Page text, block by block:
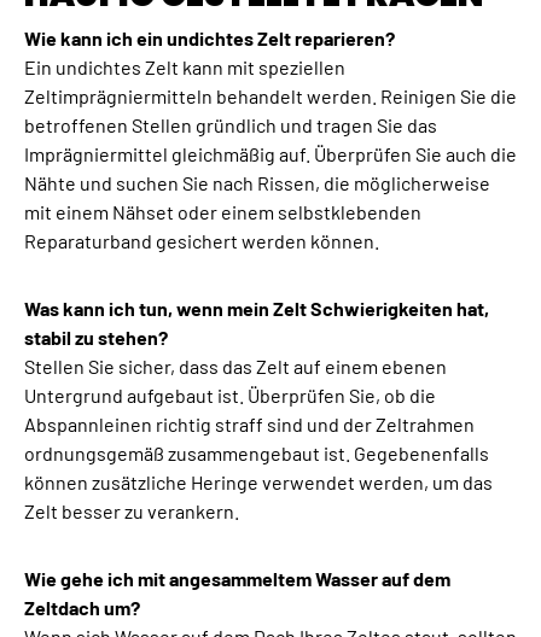
Wie kann ich ein undichtes Zelt reparieren?
Ein undichtes Zelt kann mit speziellen
Zeltimprägniermitteln behandelt werden. Reinigen Sie die
betroffenen Stellen gründlich und tragen Sie das
Imprägniermittel gleichmäßig auf. Überprüfen Sie auch die
Nähte und suchen Sie nach Rissen, die möglicherweise
mit einem Nähset oder einem selbstklebenden
Reparaturband gesichert werden können.
Was kann ich tun, wenn mein Zelt Schwierigkeiten hat,
stabil zu stehen?
Stellen Sie sicher, dass das Zelt auf einem ebenen
Untergrund aufgebaut ist. Überprüfen Sie, ob die
Abspannleinen richtig straff sind und der Zeltrahmen
ordnungsgemäß zusammengebaut ist. Gegebenenfalls
können zusätzliche Heringe verwendet werden, um das
Zelt besser zu verankern.
Wie gehe ich mit angesammeltem Wasser auf dem
Zeltdach um?